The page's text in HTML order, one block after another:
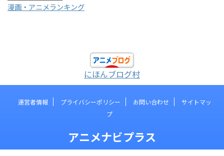
漫画・アニメランキング
にほんブログ村
運営者情報 プライバシーポリシー お問い合わせ
サイトマッ
プ
アニメナビプラス